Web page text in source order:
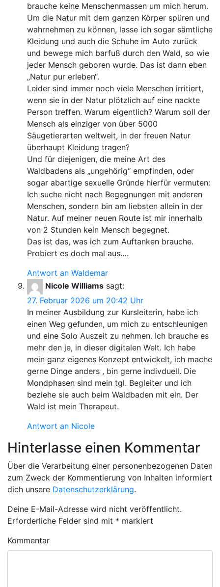
brauche keine Menschenmassen um mich herum.
Um die Natur mit dem ganzen Körper spüren und
wahrnehmen zu können, lasse ich sogar sämtliche
Kleidung und auch die Schuhe im Auto zurück
und bewege mich barfuß durch den Wald, so wie
jeder Mensch geboren wurde. Das ist dann eben
„Natur pur erleben“.
Leider sind immer noch viele Menschen irritiert,
wenn sie in der Natur plötzlich auf eine nackte
Person treffen. Warum eigentlich? Warum soll der
Mensch als einziger von über 5000
Säugetierarten weltweit, in der freuen Natur
überhaupt Kleidung tragen?
Und für diejenigen, die meine Art des
Waldbadens als „ungehörig“ empfinden, oder
sogar abartige sexuelle Gründe hierfür vermuten:
Ich suche nicht nach Begegnungen mit anderen
Menschen, sondern bin am liebsten allein in der
Natur. Auf meiner neuen Route ist mir innerhalb
von 2 Stunden kein Mensch begegnet.
Das ist das, was ich zum Auftanken brauche.
Probiert es doch mal aus….
Antwort an Waldemar
Nicole Williams sagt:
27. Februar 2026 um 20:42 Uhr
In meiner Ausbildung zur Kursleiterin, habe ich
einen Weg gefunden, um mich zu entschleunigen
und eine Solo Auszeit zu nehmen. Ich brauche es
mehr den je, in dieser digitalen Welt. Ich habe
mein ganz eigenes Konzept entwickelt, ich mache
gerne Dinge anders , bin gerne indivduell. Die
Mondphasen sind mein tgl. Begleiter und ich
beziehe sie auch beim Waldbaden mit ein. Der
Wald ist mein Therapeut.
Antwort an Nicole
Hinterlasse einen Kommentar
Über die Verarbeitung einer personenbezogenen Daten
zum Zweck der Kommentierung von Inhalten informiert
dich unsere Datenschutzerklärung.
Deine E-Mail-Adresse wird nicht veröffentlicht.
Erforderliche Felder sind mit * markiert
Kommentar